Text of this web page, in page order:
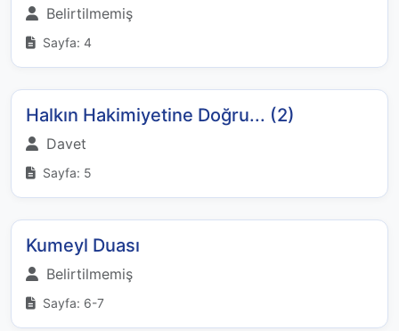
Belirtilmemiş
Sayfa: 4
Halkın Hakimiyetine Doğru... (2)
Davet
Sayfa: 5
Kumeyl Duası
Belirtilmemiş
Sayfa: 6-7